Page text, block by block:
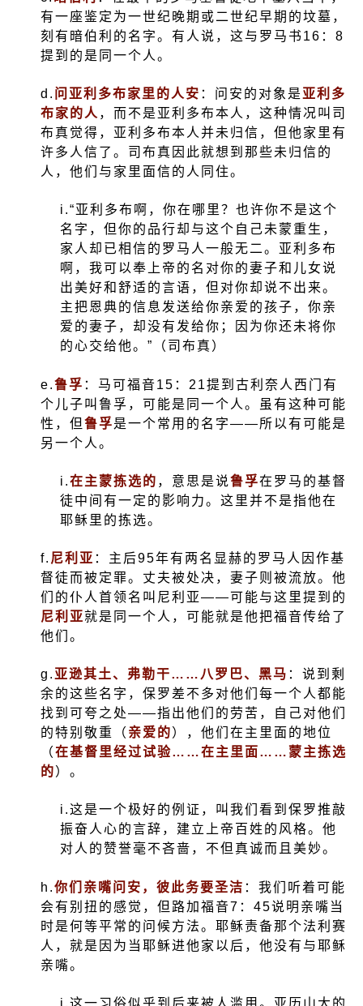
有一座鉴定为一世纪晚期或二世纪早期的坟墓，
刻有暗伯利的名字。有人说，这与罗马书 16 ： 8
提到的是同一个人。
d. 问亚利多布家里的人安 ：问安的对象是 亚利多
布家的人 ，而不是亚利多布本人，这种情况叫司
布真觉得，亚利多布本人并未归信，但他家里有
许多人信了。司布真因此就想到那些未归信的
人，他们与家里面信的人同住。
i.“亚利多布啊，你在哪里？也许你不是这个
名字，但你的品行却与这个自己未蒙重生，
家人却已相信的罗马人一般无二。亚利多布
啊，我可以奉上帝的名对你的妻子和儿女说
出美好和舒适的言语，但对你却说不出来。
主把恩典的信息发送给你亲爱的孩子，你亲
爱的妻子，却没有发给你；因为你还未将你
的心交给他。”（司布真）
e.鲁孚 ：马可福音15 ： 21提到古利奈人西门有
个儿子叫鲁孚，可能是同一个人。虽有这种可能
性，但鲁孚是一个常用的名字——所以有可能是
另一个人。
i.在主蒙拣选的 ，意思是说鲁孚在罗马的基督
徒中间有一定的影响力。这里并不是指他在
耶稣里的拣选。
f. 尼利亚 ：主后95年有两名显赫的罗马人因作基
督徒而被定罪。丈夫被处决，妻子则被流放。他
们的仆人首领名叫尼利亚——可能与这里提到的
尼利亚就是同一个人，可能就是他把福音传给了
他们。
g. 亚逊其土、弗勒干……八罗巴、黑马 ：说到剩
余的这些名字，保罗差不多对他们每一个人都能
找到可夸之处——指出他们的劳苦，自己对他们
的特别敬重（ 亲爱的），他们在主里面的地位
（在基督里经过试验……在主里面……蒙主拣选
的）。
i.这是一个极好的例证，叫我们看到保罗推敲
振奋人心的言辞，建立上帝百姓的风格。他
对人的赞誉毫不吝啬，不但真诚而且美妙。
h.你们亲嘴问安，彼此务要圣洁 ：我们听着可能
会有别扭的感觉，但路加福音7 ： 45说明亲嘴当
时是何等平常的问候方法。耶稣责备那个法利赛
人，就是因为当耶稣进他家以后，他没有与耶稣
亲嘴。
i.这一习俗似乎到后来被人滥用。亚历山大的